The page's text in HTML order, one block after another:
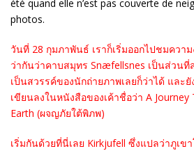
été quand elle n’est pas couverte de
photos.
วันที่ 28 กุมภาพันธ์ เราก็เริ่มออกไปชมควา
ว่ากันว่าคาบสมุทร Snæfellsnes เป็นส่วน
เป็นสวรรค์ของนักถ่ายภาพเลยก็ว่าได้ และยั
เขียนลงในหนังสือของเค้าชื่อว่า A Journey
Earth (ผจญภัยใต้พิภพ)
เริ่มกันด้วยที่นี่เลย Kirkjufell ซึ่งแปลว่าภูเข